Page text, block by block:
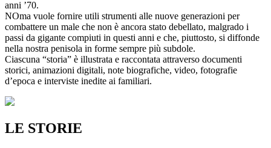
anni ’70.
NOma vuole fornire utili strumenti alle nuove generazioni per
combattere un male che non è ancora stato debellato, malgrado i
passi da gigante compiuti in questi anni e che, piuttosto, si diffonde
nella nostra penisola in forme sempre più subdole.
Ciascuna “storia” è illustrata e raccontata attraverso documenti
storici, animazioni digitali, note biografiche, video, fotografie
d’epoca e interviste inedite ai familiari.
LE STORIE